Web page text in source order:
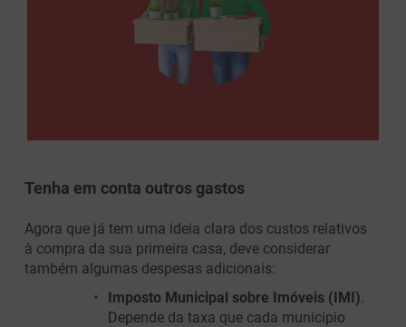
Tenha em conta outros gastos
Agora que já tem uma ideia clara dos custos relativos
à compra da sua primeira casa, deve considerar
também algumas despesas adicionais:
Imposto Municipal sobre Imóveis (IMI)
Depende da taxa que cada município